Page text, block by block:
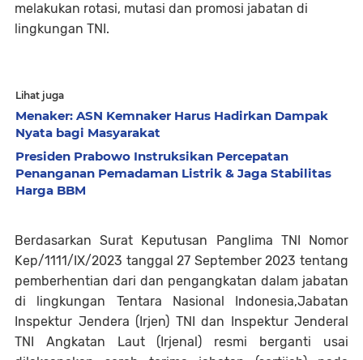
melakukan rotasi, mutasi dan promosi jabatan di
lingkungan TNI.
Lihat juga
Menaker: ASN Kemnaker Harus Hadirkan Dampak
Nyata bagi Masyarakat
Presiden Prabowo Instruksikan Percepatan
Penanganan Pemadaman Listrik & Jaga Stabilitas
Harga BBM
Berdasarkan Surat Keputusan Panglima TNI Nomor
Kep/1111/IX/2023 tanggal 27 September 2023 tentang
pemberhentian dari dan pengangkatan dalam jabatan
di lingkungan Tentara Nasional Indonesia,Jabatan
Inspektur Jendera (Irjen) TNI dan Inspektur Jenderal
TNI Angkatan Laut (Irjenal) resmi berganti usai